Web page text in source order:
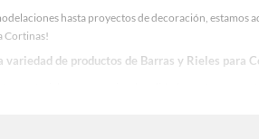
hasta proyectos de decoración, estamos
Cortinas!
variedad de productos de Barras y Rieles para
materiales y accesorios de calidad para tus